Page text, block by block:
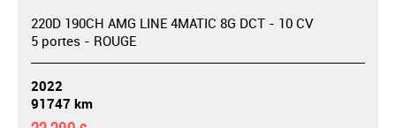
220D 190CH AMG LINE 4MATIC 8G DCT - 10 CV
5 portes - ROUGE
2022
91747 km